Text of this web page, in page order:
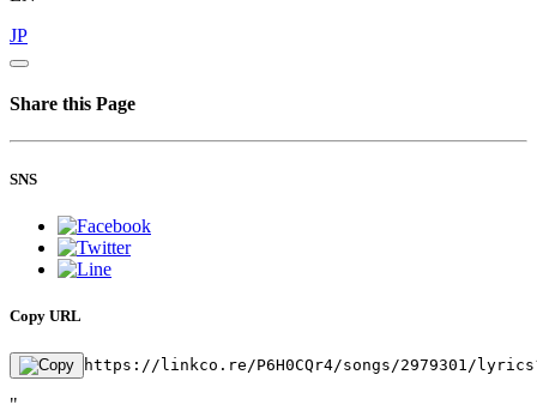
JP
Share this Page
SNS
Copy URL
https://linkco.re/P6H0CQr4/songs/2979301/
"